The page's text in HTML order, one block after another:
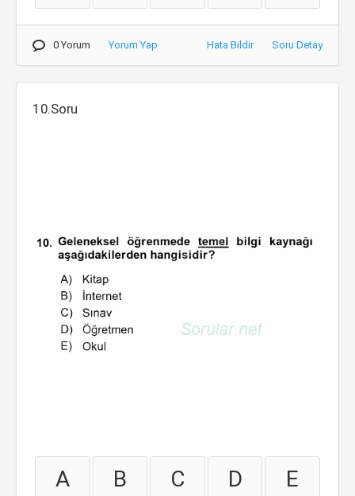
0 Yorum Yorum Yap Hata Bildir Soru Detay
10.Soru
A B C D E